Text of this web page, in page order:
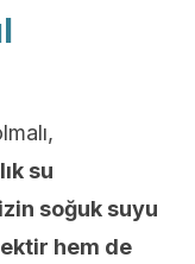
su
soğuk suyu
hem de